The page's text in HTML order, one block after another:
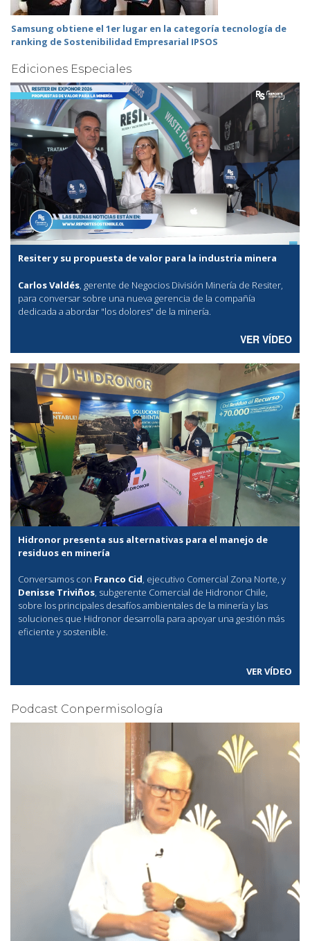
Samsung obtiene el 1er lugar en la categoría tecnología de
ranking de Sostenibilidad Empresarial IPSOS
Ediciones Especiales
Resiter y su propuesta de valor para la industria minera
Carlos Valdés, gerente de Negocios División Minería de Resiter,
para conversar sobre una nueva gerencia de la compañía
dedicada a abordar "los dolores" de la minería.
VER VÍDEO
Hidronor presenta sus alternativas para el manejo de
residuos en minería
Conversamos con Franco Cid, ejecutivo Comercial Zona Norte, y
Denisse Triviños, subgerente Comercial de Hidronor Chile,
sobre los principales desafíos ambientales de la minería y las
soluciones que Hidronor desarrolla para apoyar una gestión más
eficiente y sostenible.
VER VÍDEO
Podcast Conpermisología